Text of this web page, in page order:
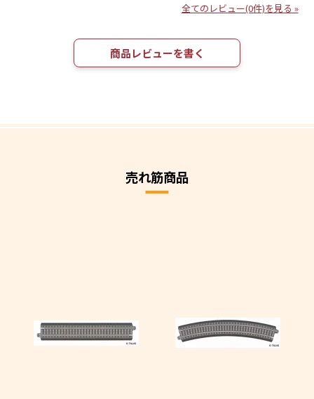
全てのレビュー(0件)を見る »
商品レビューを書く
売れ筋商品